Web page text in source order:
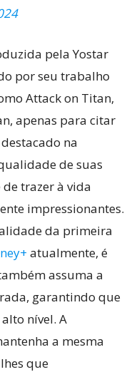
pela Yostar
por seu trabalho
Attack on Titan,
apenas para citar
na
de suas
trazer à vida
impressionantes.
da primeira
atualmente, é
assuma a
garantindo que
nível. A
a mesma
que